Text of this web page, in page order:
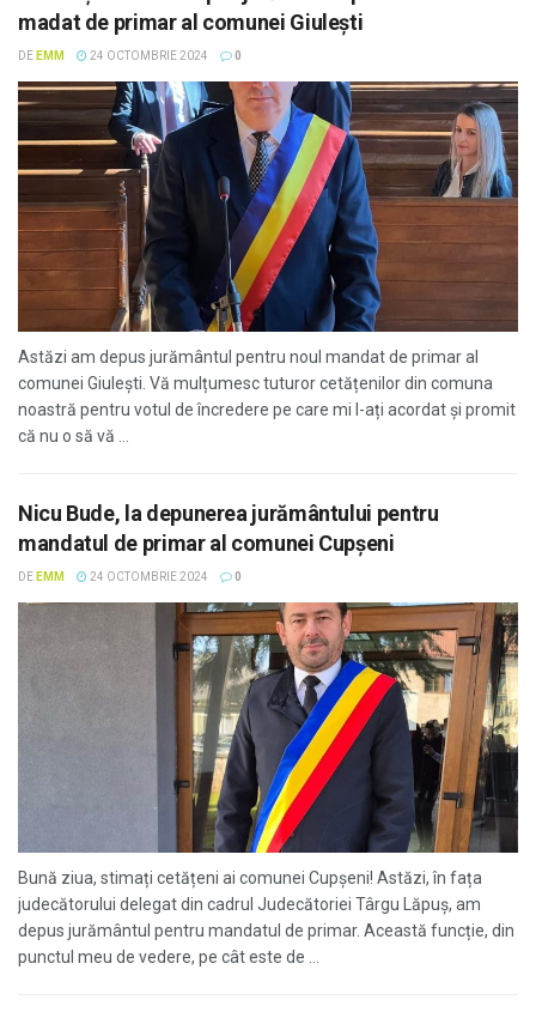
madat de primar al comunei Giulești
DE EMM 24 OCTOMBRIE 2024 0
Astăzi am depus jurământul pentru noul mandat de primar al
comunei Giulești. Vă mulțumesc tuturor cetățenilor din comuna
noastră pentru votul de încredere pe care mi l-ați acordat și promit
că nu o să vă ...
Nicu Bude, la depunerea jurământului pentru
mandatul de primar al comunei Cupșeni
DE EMM 24 OCTOMBRIE 2024 0
Bună ziua, stimați cetățeni ai comunei Cupșeni! Astăzi, în fața
judecătorului delegat din cadrul Judecătoriei Târgu Lăpuș, am
depus jurământul pentru mandatul de primar. Această funcție, din
punctul meu de vedere, pe cât este de ...